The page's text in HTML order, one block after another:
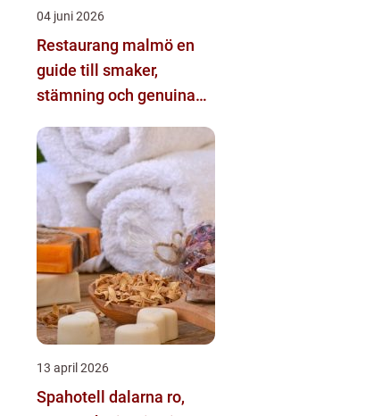
04 juni 2026
Restaurang malmö en
guide till smaker,
stämning och genuina
13 april 2026
Spahotell dalarna ro,